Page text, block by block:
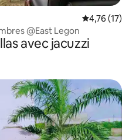
Évaluation
4,76 (17)
@East Legon
avec jacuzzi